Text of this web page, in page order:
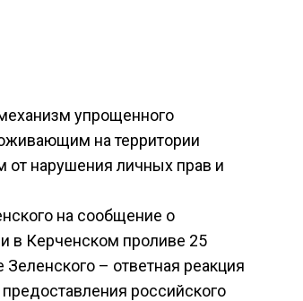
упрощенного
на территории
от нарушения личных прав и
на сообщение о
в Керченском проливе 25
– ответная реакция
российского